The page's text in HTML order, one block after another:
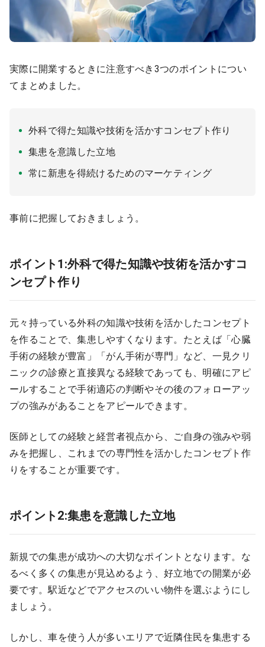
実際に開業するときに注意すべき3つのポイントについ
てまとめました。
外科で得た知識や技術を活かすコンセプト作り
集患を意識した立地
常に新患を得続けるためのマーケティング
事前に把握しておきましょう。
ポイント1:外科で得た知識や技術を活かすコ
ンセプト作り
元々持っている外科の知識や技術を活かしたコンセプト
を作ることで、集患しやすくなります。たとえば「心臓
手術の経験が豊富」「がん手術が専門」など、一見クリ
ニックの診療と直接異なる経験であっても、明確にアピ
ールすることで手術適応の判断やその後のフォローアッ
プの強みがあることをアピールできます。
医師としての経験と経営者視点から、ご自身の強みや弱
みを把握し、これまでの専門性を活かしたコンセプト作
りをすることが重要です。
ポイント2:集患を意識した立地
新規での集患が成功への大切なポイントとなります。な
るべく多くの集患が見込めるよう、好立地での開業が必
要です。駅近などでアクセスのいい物件を選ぶようにし
ましょう。
しかし、車を使う人が多いエリアで近隣住民を集患する